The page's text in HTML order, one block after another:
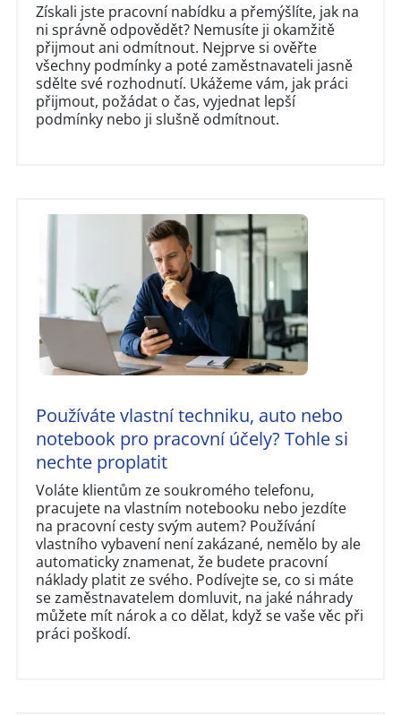
Získali jste pracovní nabídku a přemýšlíte, jak na
ni správně odpovědět? Nemusíte ji okamžitě
přijmout ani odmítnout. Nejprve si ověřte
všechny podmínky a poté zaměstnavateli jasně
sdělte své rozhodnutí. Ukážeme vám, jak práci
přijmout, požádat o čas, vyjednat lepší
podmínky nebo ji slušně odmítnout.
Používáte vlastní techniku, auto nebo
notebook pro pracovní účely? Tohle si
nechte proplatit
Voláte klientům ze soukromého telefonu,
pracujete na vlastním notebooku nebo jezdíte
na pracovní cesty svým autem? Používání
vlastního vybavení není zakázané, nemělo by ale
automaticky znamenat, že budete pracovní
náklady platit ze svého. Podívejte se, co si máte
se zaměstnavatelem domluvit, na jaké náhrady
můžete mít nárok a co dělat, když se vaše věc při
práci poškodí.